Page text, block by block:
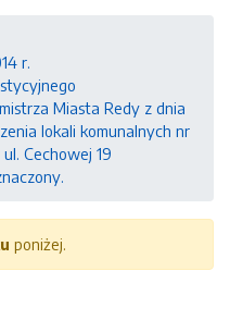
r.
Miasta Redy z dnia
lokali komunalnych nr
Cechowej 19
poniżej.